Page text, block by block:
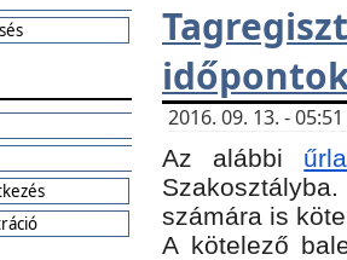
2016. 09. 13. -
Az alábbi
számára is
​A kötelező